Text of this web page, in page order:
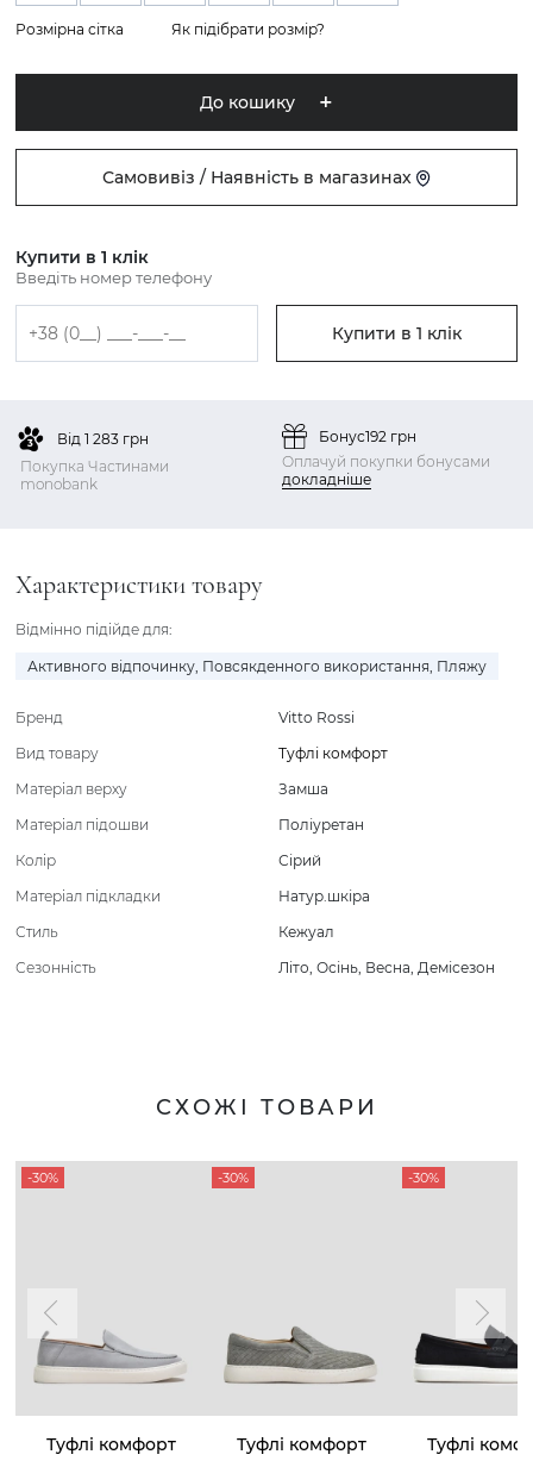
Розмірна сітка Як підібрати розмір?
До кошику
Самовивіз / Наявність в магазинах
Купити в 1 клік
Введіть номер телефону
Купити в 1 клік
Від 1 283 грн
Покупка Частинами
monobank
Бонус192 грн
Оплачуй покупки бонусами
докладніше
Характеристики товару
Відмінно підійде для:
Активного відпочинку, Повсякденного використання, Пляжу
Бренд
Vitto Rossi
Вид товару
Туфлі комфорт
Матеріал верху
Замша
Матеріал підошви
Поліуретан
Колір
Сірий
Матеріал підкладки
Натур.шкіра
Стиль
Кежуал
Сезонність
Літо, Осінь, Весна, Демісезон
СХОЖІ ТОВАРИ
-30%
Туфлі комфорт
-30%
Туфлі комфорт
-30%
Туфлі